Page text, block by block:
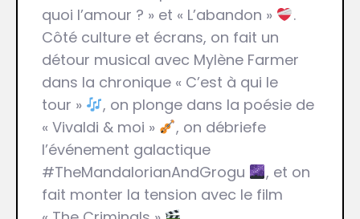
quoi l’amour ? » et « L’abandon »
.
Côté culture et écrans, on fait un
détour musical avec Mylène Farmer
dans la chronique « C’est à qui le
tour »
, on plonge dans la poésie de
« Vivaldi & moi »
, on débriefe
l’événement galactique
#TheMandalorianAndGrogu
, et on
fait monter la tension avec le film